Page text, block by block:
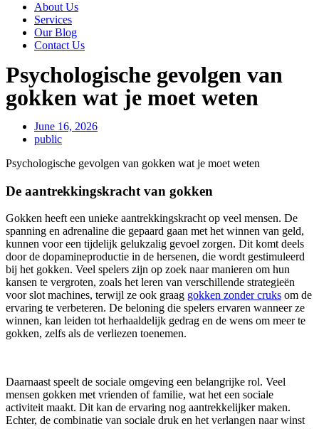
About Us
Services
Our Blog
Contact Us
Psychologische gevolgen van
gokken wat je moet weten
June 16, 2026
public
Psychologische gevolgen van gokken wat je moet weten
De aantrekkingskracht van gokken
Gokken heeft een unieke aantrekkingskracht op veel mensen. De
spanning en adrenaline die gepaard gaan met het winnen van geld,
kunnen voor een tijdelijk gelukzalig gevoel zorgen. Dit komt deels
door de dopamineproductie in de hersenen, die wordt gestimuleerd
bij het gokken. Veel spelers zijn op zoek naar manieren om hun
kansen te vergroten, zoals het leren van verschillende strategieën
voor slot machines, terwijl ze ook graag gokken zonder cruks om de
ervaring te verbeteren. De beloning die spelers ervaren wanneer ze
winnen, kan leiden tot herhaaldelijk gedrag en de wens om meer te
gokken, zelfs als de verliezen toenemen.
Daarnaast speelt de sociale omgeving een belangrijke rol. Veel
mensen gokken met vrienden of familie, wat het een sociale
activiteit maakt. Dit kan de ervaring nog aantrekkelijker maken.
Echter, de combinatie van sociale druk en het verlangen naar winst